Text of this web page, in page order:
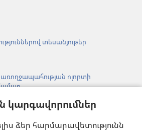
կարգավորումներ
ձեր հարմարավետությունն
տեսանյութեր
առողջապահության ոլորտի